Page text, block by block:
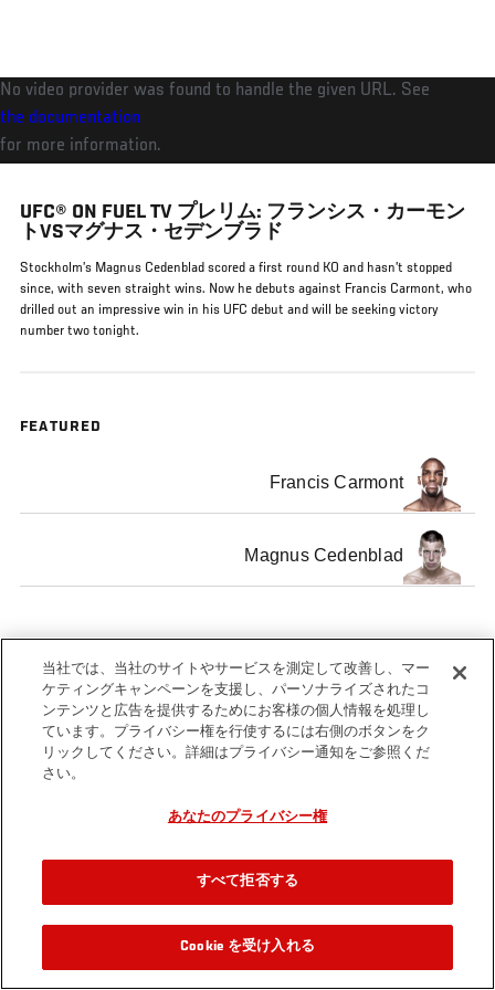
ン
コ
ン
テ
ツ
に
移
動
No video provider was found to handle the given URL. See
the documentation
for more information.
UFC® ON FUEL TV プレリム: フランシス・カーモン
トVSマグナス・セデンブラド
Stockholm’s Magnus Cedenblad scored a first round KO and hasn’t stopped
since, with seven straight wins. Now he debuts against Francis Carmont, who
drilled out an impressive win in his UFC debut and will be seeking victory
number two tonight.
FEATURED
Francis Carmont
Magnus Cedenblad
Tags Middleweight MMA
当社では、当社のサイトやサービスを測定して改善し、マー
ケティングキャンペーンを支援し、パーソナライズされたコ
ンテンツと広告を提供するためにお客様の個人情報を処理し
ています。プライバシー権を行使するには右側のボタンをク
リックしてください。詳細はプライバシー通知をご参照くだ
さい。
あなたのプライバシー権
すべて拒否する
Cookie を受け入れる